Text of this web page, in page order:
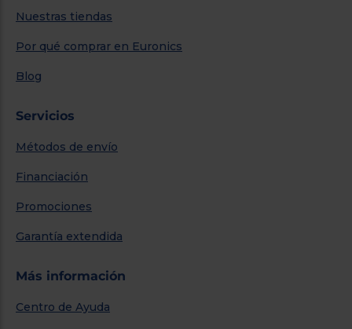
Nuestras tiendas
Por qué comprar en Euronics
Blog
Servicios
Métodos de envío
Financiación
Promociones
Garantía extendida
Más información
Centro de Ayuda